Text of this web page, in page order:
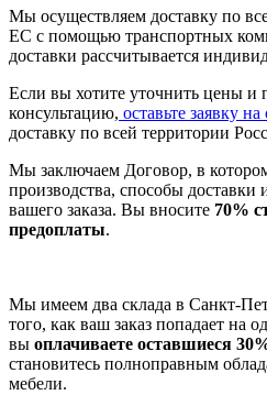
Мы осуществляем доставку по
ЕС с помощью транспортных
доставки рассчитывается
Если вы хотите уточнить цены и
консультацию, оставьте заявку на
доставку по всей территории
Мы заключаем Договор, в
производства, способы
вашего заказа. Вы вносите 70%
предоплаты.
Мы имеем два склада в Санкт-
того, как ваш заказ попадает на
вы оплачиваете оставшиеся
становитесь полноправным
мебели.